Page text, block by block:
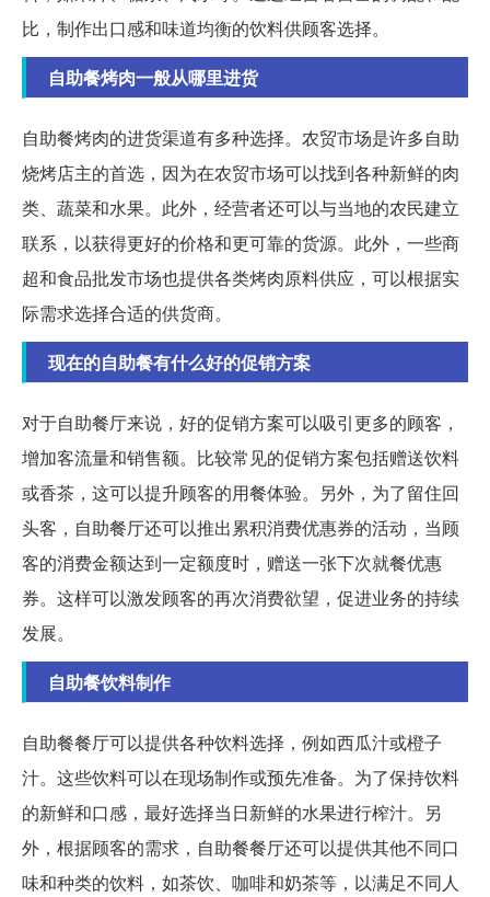
比，制作出口感和味道均衡的饮料供顾客选择。
自助餐烤肉一般从哪里进货
自助餐烤肉的进货渠道有多种选择。农贸市场是许多自助
烧烤店主的首选，因为在农贸市场可以找到各种新鲜的肉
类、蔬菜和水果。此外，经营者还可以与当地的农民建立
联系，以获得更好的价格和更可靠的货源。此外，一些商
超和食品批发市场也提供各类烤肉原料供应，可以根据实
际需求选择合适的供货商。
现在的自助餐有什么好的促销方案
对于自助餐厅来说，好的促销方案可以吸引更多的顾客，
增加客流量和销售额。比较常见的促销方案包括赠送饮料
或香茶，这可以提升顾客的用餐体验。另外，为了留住回
头客，自助餐厅还可以推出累积消费优惠券的活动，当顾
客的消费金额达到一定额度时，赠送一张下次就餐优惠
券。这样可以激发顾客的再次消费欲望，促进业务的持续
发展。
自助餐饮料制作
自助餐餐厅可以提供各种饮料选择，例如西瓜汁或橙子
汁。这些饮料可以在现场制作或预先准备。为了保持饮料
的新鲜和口感，最好选择当日新鲜的水果进行榨汁。另
外，根据顾客的需求，自助餐餐厅还可以提供其他不同口
味和种类的饮料，如茶饮、咖啡和奶茶等，以满足不同人